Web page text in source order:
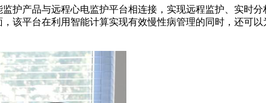
护产品与远程心电监护平台相连接，实现远程监护、实时
该平台在利用智能计算实现有效慢性病管理的同时，还可